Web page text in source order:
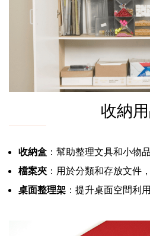
收納
收納盒 ：幫助整理文具和小物
檔案夾 ：用於分類和存放文件
桌面整理架 ：提升桌面空間利